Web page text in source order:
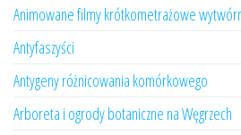
Animowane filmy krótkometrażowe
Antyfaszyści
Antygeny różnicowania komórkowego
Arboreta i ogrody botaniczne na Węgrzech